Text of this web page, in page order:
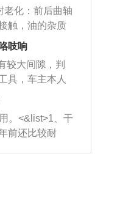
积碳过多引起
化器泡在草酸
决，将清洗剂
合后，车辆启
进入到燃烧
就可以让三元
堵塞的情况就
也要打相同的
调要反复练
记忆，在真实
也能打好方
老化：前后曲轴
触，油的杂质
使其密封效果
油。<&list>2、
活塞环与缸体
入燃烧室中，
油粘度。使用
会有烧机油现
好的流动性，
吱响
较大间隙，判
具，车主本人
到修理厂或4s
管防尘罩破
象，使半轴磨
损坏，产生异
向胶套和球头
。<&list>1、干
前还比较耐